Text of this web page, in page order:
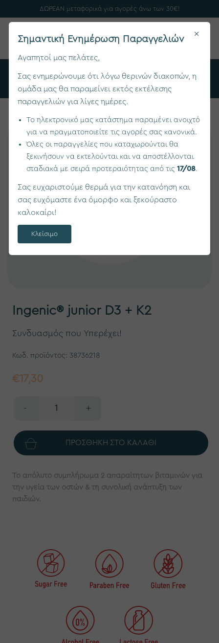
ΔΩΡΕΑΝ μεταφορικά για αγορές άνω των 30€!
Αρχική
Συμπληρώματα Διατροφής
Ingenic® junior D3 + K2
Ingenic® junior D3 + K2
Συνδυασμός που Υπερέχει!
Κωδ. προϊόντος: 38736218
€17,30
- +
Το απόλυτο συμπλήρωμα 2 απαραίτητων βιταμινών για
την υγεία των οστών & τη συνολική ανάπτυξη των
παιδιών.
×
Σημαντική Ενημέρωση Παραγγελιών
Αγαπητοί μας πελάτες,
Σας ενημερώνουμε ότι λόγω θερινών διακοπών, η
ομάδα μας θα παραμείνει εκτός εκτέλεσης
παραγγελιών για λίγες ημέρες.
Το ηλεκτρονικό μας κατάστημα παραμένει ανοιχτό
για να πραγματοποιείτε τις αγορές σας κανονικά.
Όλες οι παραγγελίες που καταχωρούνται θα
ξεκινήσουν να εκτελούνται και να αποστέλλονται
σταδιακά με σειρά προτεραιότητας από τις 17/08.
Σας ευχαριστούμε θερμά για την κατανόηση και
σας ευχόμαστε ένα όμορφο και ξεκούραστο
καλοκαίρι!
Κλείσιμο